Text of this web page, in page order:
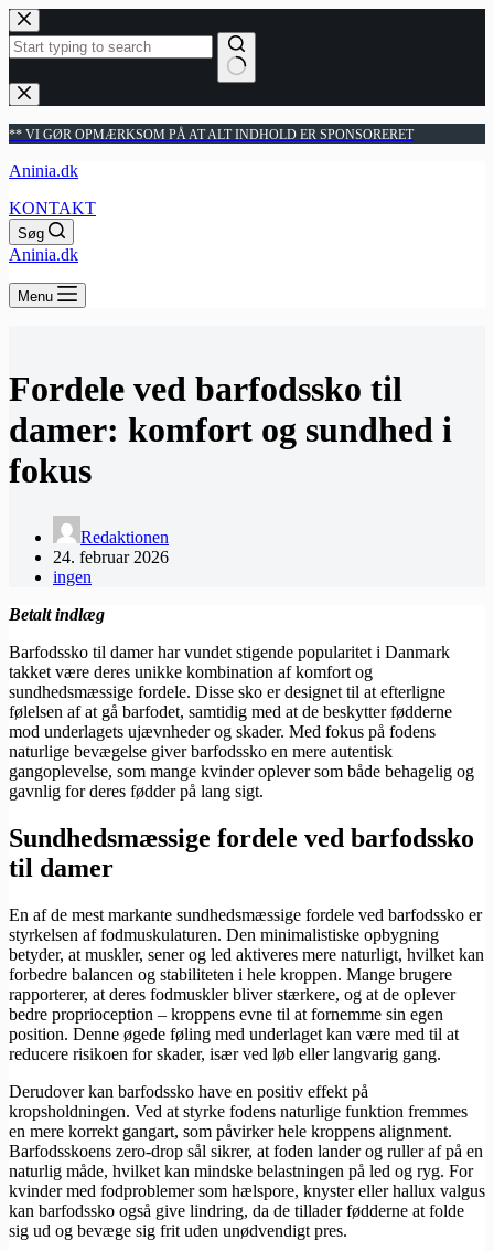
Fortsæt
til
indhold
Ingen
resultater
** VI GØR OPMÆRKSOM PÅ AT ALT INDHOLD ER SPONSORERET
Aninia.dk
KONTAKT
Søg
Aninia.dk
Menu
Fordele ved barfodssko til
damer: komfort og sundhed i
fokus
Redaktionen
24. februar 2026
ingen
Betalt indlæg
Barfodssko til damer har vundet stigende popularitet i Danmark
takket være deres unikke kombination af komfort og
sundhedsmæssige fordele. Disse sko er designet til at efterligne
følelsen af at gå barfodet, samtidig med at de beskytter fødderne
mod underlagets ujævnheder og skader. Med fokus på fodens
naturlige bevægelse giver barfodssko en mere autentisk
gangoplevelse, som mange kvinder oplever som både behagelig og
gavnlig for deres fødder på lang sigt.
Sundhedsmæssige fordele ved barfodssko
til damer
En af de mest markante sundhedsmæssige fordele ved barfodssko er
styrkelsen af fodmuskulaturen. Den minimalistiske opbygning
betyder, at muskler, sener og led aktiveres mere naturligt, hvilket kan
forbedre balancen og stabiliteten i hele kroppen. Mange brugere
rapporterer, at deres fodmuskler bliver stærkere, og at de oplever
bedre proprioception – kroppens evne til at fornemme sin egen
position. Denne øgede føling med underlaget kan være med til at
reducere risikoen for skader, især ved løb eller langvarig gang.
Derudover kan barfodssko have en positiv effekt på
kropsholdningen. Ved at styrke fodens naturlige funktion fremmes
en mere korrekt gangart, som påvirker hele kroppens alignment.
Barfodsskoens zero-drop sål sikrer, at foden lander og ruller af på en
naturlig måde, hvilket kan mindske belastningen på led og ryg. For
kvinder med fodproblemer som hælspore, knyster eller hallux valgus
kan barfodssko også give lindring, da de tillader fødderne at folde
sig ud og bevæge sig frit uden unødvendigt pres.